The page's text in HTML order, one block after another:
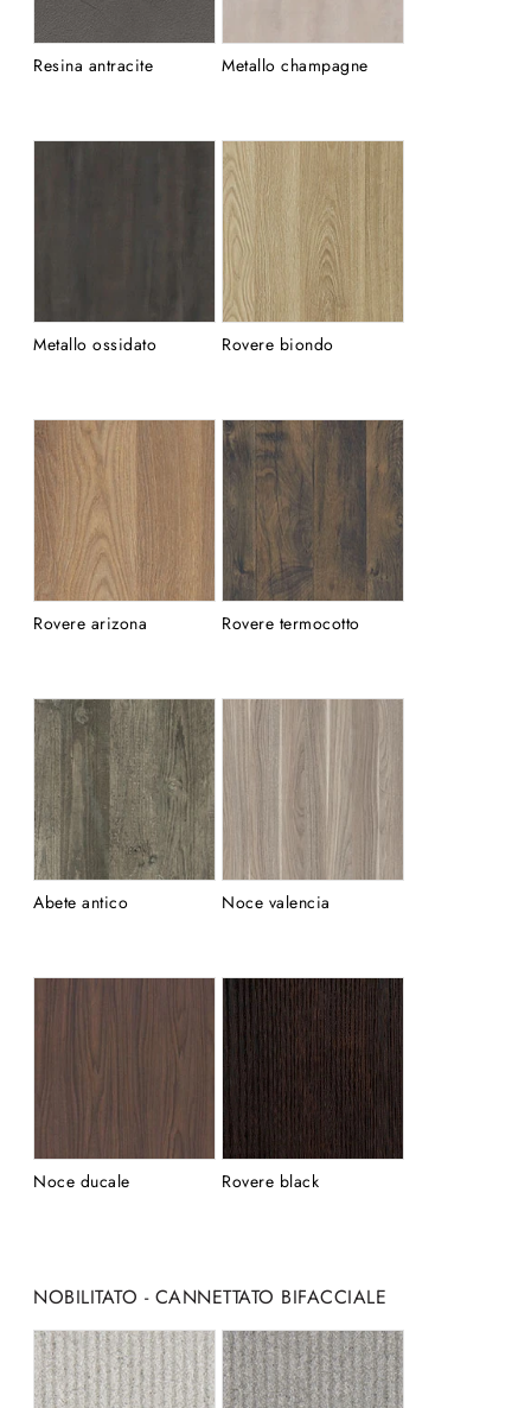
Resina antracite Metallo champagne
Metallo ossidato Rovere biondo
Rovere arizona Rovere termocotto
Abete antico Noce valencia
Noce ducale Rovere black
NOBILITATO - CANNETTATO BIFACCIALE